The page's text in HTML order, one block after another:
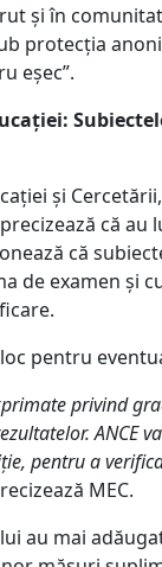
și în
protecția
eșec”.
și
că
că
de examen și
pentru
privind
ANCE
pentru a
MEC.
au mai